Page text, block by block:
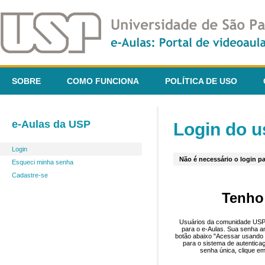
SOBRE COMO FUNCIONA POLÍTICA DE USO
e-Aulas da USP
Login
Esqueci minha senha
Cadastre-se
Login do
Não é necessário o login
Usuários da comunidade
para o e-Aulas. Sua senha
botão abaixo "Acessar
para o sistema de
senha única, clique